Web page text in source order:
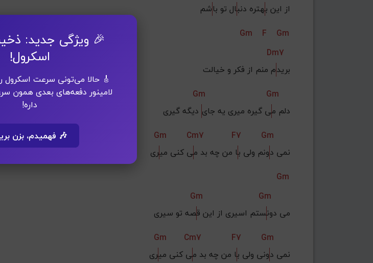
🎉 ویژگی جدید:
اسکرول!
🎸 حالا می‌تونی سرعت اسکرول
لامینور دفعه‌های بعدی همون
داره!
🎶 فهمیدم، بزن
از این بهتره دنبال تو باشم
Gm
F
Gm
Dm7
بریدم منم از فکر و خیالت
Gm
Gm
دلم می گیره میری یه جای دیگه گیری
Gm
Cm7 F7
Gm
نمی دونم ولی با من چه بد می کنی میری
Gm
Gm
Gm
می دونستم اسیری از این قصه تو سیری
Gm
Cm7 F7
Gm
نمی دونی ولی با من چه بد می کنی میری